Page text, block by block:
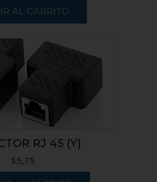
AL CARRITO
RJ 45 (Y)
$5,75